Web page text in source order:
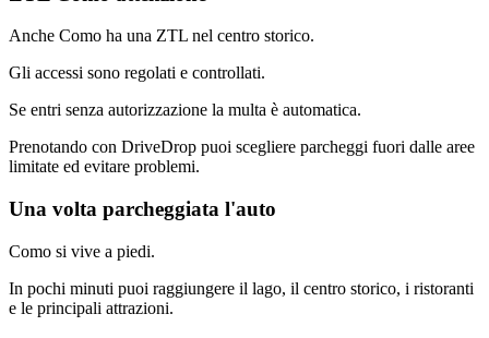
Anche Como ha una ZTL nel centro storico.
Gli accessi sono regolati e controllati.
Se entri senza autorizzazione la multa è automatica.
Prenotando con DriveDrop puoi scegliere parcheggi fuori dalle aree
limitate ed evitare problemi.
Una volta parcheggiata l'auto
Como si vive a piedi.
In pochi minuti puoi raggiungere il lago, il centro storico, i ristoranti
e le principali attrazioni.